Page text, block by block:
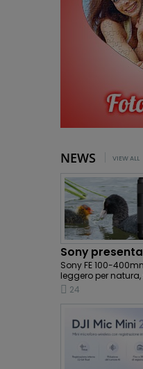
NEWS VIEW ALL
Sony FE 100-
leggero per
24